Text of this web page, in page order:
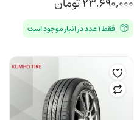
فقط ۱ عدد در انبار موجود است